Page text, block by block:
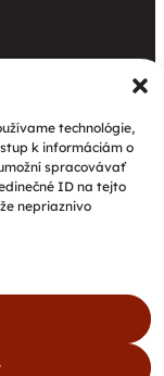
technológie,
k informáciám o
spracovávať
ID na tejto
nepriaznivo
katolíckej
prinieslo
radosť,